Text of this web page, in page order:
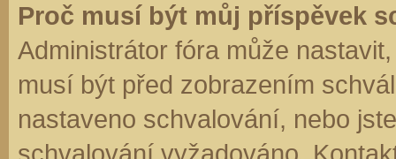
Proč musí být můj příspěvek
Administrátor fóra může
musí být před zobrazením
nastaveno schvalování, nebo